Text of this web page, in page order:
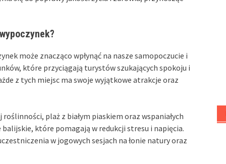
może znacząco wpłynąć na nasze samopoczucie i
które przyciągają turystów szukających spokoju i
z tych miejsc ma swoje wyjątkowe atrakcje oraz
plaż z białym piaskiem oraz wspaniałych
które pomagają w redukcji stresu i napięcia.
w jogowych sesjach na łonie natury oraz